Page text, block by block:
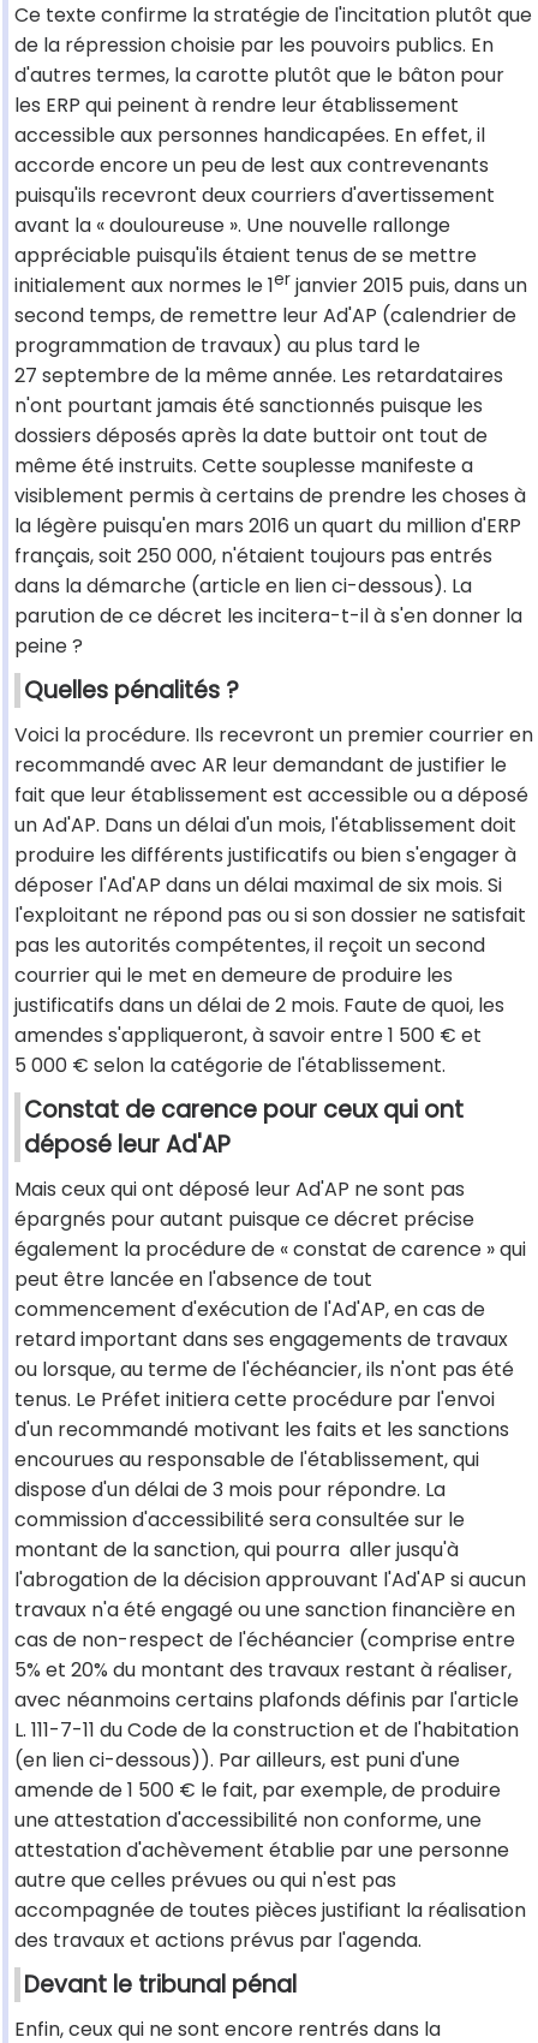
Ce texte confirme la stratégie de l'incitation plutôt que
de la répression choisie par les pouvoirs publics. En
d'autres termes, la carotte plutôt que le bâton pour
les ERP qui peinent à rendre leur établissement
accessible aux personnes handicapées. En effet, il
accorde encore un peu de lest aux contrevenants
puisqu'ils recevront deux courriers d'avertissement
avant la « douloureuse ». Une nouvelle rallonge
appréciable puisqu'ils étaient tenus de se mettre
initialement aux normes le 1er janvier 2015 puis, dans un
second temps, de remettre leur Ad'AP (calendrier de
programmation de travaux) au plus tard le
27 septembre de la même année. Les retardataires
n'ont pourtant jamais été sanctionnés puisque les
dossiers déposés après la date buttoir ont tout de
même été instruits. Cette souplesse manifeste a
visiblement permis à certains de prendre les choses à
la légère puisqu'en mars 2016 un quart du million d'ERP
français, soit 250 000, n'étaient toujours pas entrés
dans la démarche (article en lien ci-dessous). La
parution de ce décret les incitera-t-il à s'en donner la
peine ?
Quelles pénalités ?
Voici la procédure. Ils recevront un premier courrier en
recommandé avec AR leur demandant de justifier le
fait que leur établissement est accessible ou a déposé
un Ad'AP. Dans un délai d'un mois, l'établissement doit
produire les différents justificatifs ou bien s'engager à
déposer l'Ad'AP dans un délai maximal de six mois. Si
l'exploitant ne répond pas ou si son dossier ne satisfait
pas les autorités compétentes, il reçoit un second
courrier qui le met en demeure de produire les
justificatifs dans un délai de 2 mois. Faute de quoi, les
amendes s'appliqueront, à savoir entre 1 500 € et
5 000 € selon la catégorie de l'établissement.
Constat de carence pour ceux qui ont
déposé leur Ad'AP
Mais ceux qui ont déposé leur Ad'AP ne sont pas
épargnés pour autant puisque ce décret précise
également la procédure de « constat de carence » qui
peut être lancée en l'absence de tout
commencement d'exécution de l'Ad'AP, en cas de
retard important dans ses engagements de travaux
ou lorsque, au terme de l'échéancier, ils n'ont pas été
tenus. Le Préfet initiera cette procédure par l'envoi
d'un recommandé motivant les faits et les sanctions
encourues au responsable de l'établissement, qui
dispose d'un délai de 3 mois pour répondre. La
commission d'accessibilité sera consultée sur le
montant de la sanction, qui pourra aller jusqu'à
l'abrogation de la décision approuvant l'Ad'AP si aucun
travaux n'a été engagé ou une sanction financière en
cas de non-respect de l'échéancier (comprise entre
5% et 20% du montant des travaux restant à réaliser,
avec néanmoins certains plafonds définis par l'article
L. 111-7-11 du Code de la construction et de l'habitation
(en lien ci-dessous)). Par ailleurs, est puni d'une
amende de 1 500 € le fait, par exemple, de produire
une attestation d'accessibilité non conforme, une
attestation d'achèvement établie par une personne
autre que celles prévues ou qui n'est pas
accompagnée de toutes pièces justifiant la réalisation
des travaux et actions prévus par l'agenda.
Devant le tribunal pénal
Enfin, ceux qui ne sont encore rentrés dans la